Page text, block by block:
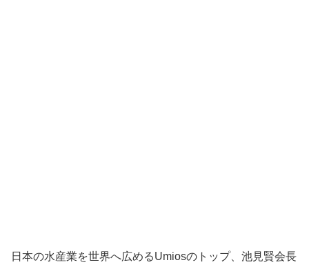
日本の水産業を世界へ広めるUmiosのトップ、池見賢会長